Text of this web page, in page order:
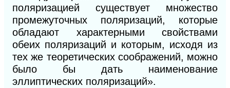
поляризацией существует множество
промежуточных поляризаций, которые
обладают характерными свойствами
обеих поляризаций и которым, исходя из
тех же теоретических соображений, можно
было бы дать наименование
эллиптических поляризаций».